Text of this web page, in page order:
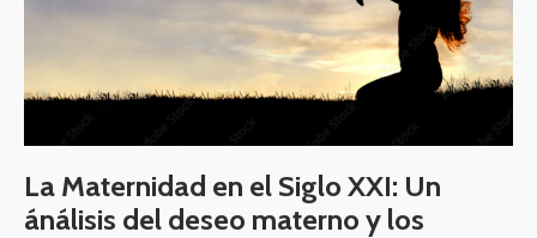
La Maternidad en el Siglo XXI: Un
ánálisis del deseo materno y los